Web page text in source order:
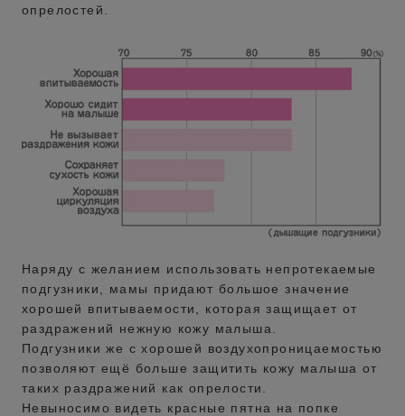
опрелостей.
Наряду с желанием использовать непротекаемые
подгузники, мамы придают большое значение
хорошей впитываемости, которая защищает от
раздражений нежную кожу малыша.
Подгузники же с хорошей воздухопроницаемостью
позволяют ещё больше защитить кожу малыша от
таких раздражений как опрелости.
Невыносимо видеть красные пятна на попке